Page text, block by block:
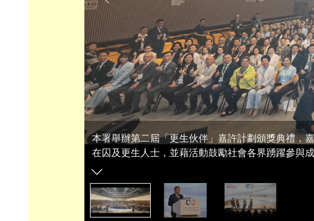
本署舉辦第二屆「更生伙伴」嘉許計劃頒獎典禮，
在囚及更生人士，並藉活動鼓勵社會各界踴躍參與